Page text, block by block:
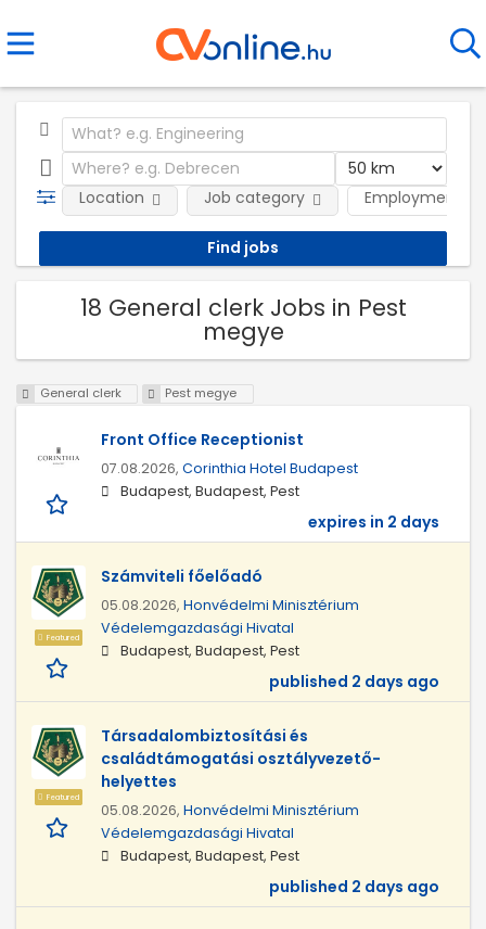
Employment
Location Job category
18 General clerk Jobs in Pest
megye
General clerk Pest megye
Front Office Receptionist
07.08.2026, Corinthia Hotel Budapest
Budapest, Budapest, Pest
expires in 2 days
Featured
Számviteli főelőadó
05.08.2026, Honvédelmi Minisztérium
Védelemgazdasági Hivatal
Budapest, Budapest, Pest
published 2 days ago
Featured
Társadalombiztosítási és
családtámogatási osztályvezető-
helyettes
05.08.2026, Honvédelmi Minisztérium
Védelemgazdasági Hivatal
Budapest, Budapest, Pest
published 2 days ago